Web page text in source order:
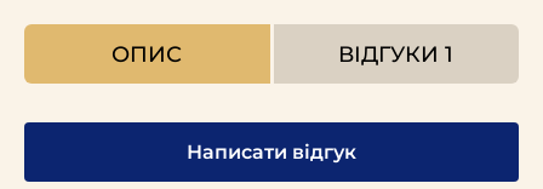
ОПИС ВІДГУКИ1
Написати відгук